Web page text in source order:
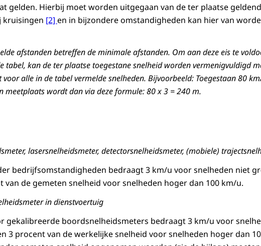
gelden. Hierbij moet worden uitgegaan van de ter plaatse
kruisingen [2] en in bijzondere omstandigheden kan hier van
afstanden betreffen de minimale afstanden. Om aan deze eis te
tabel, kan de ter plaatse toegestane snelheid worden vermenigvuldigd
alle in de tabel vermelde snelheden. Bijvoorbeeld: Toegestaan 80
meetplaats wordt dan via deze formule: 80 x 3 = 240 m.
lasersnelheidsmeter, detectorsnelheidsmeter, (mobiele)
bedrijfsomstandigheden bedraagt 3 km/u voor snelheden niet
van de gemeten snelheid voor snelheden hoger dan 100 km/u.
in dienstvoertuig
gekalibreerde boordsnelheidsmeters bedraagt 3 km/u voor
3 procent van de werkelijke snelheid voor snelheden hoger dan